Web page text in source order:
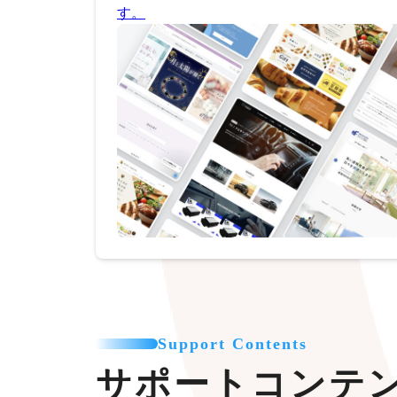
す。
Support Contents
サポートコンテ